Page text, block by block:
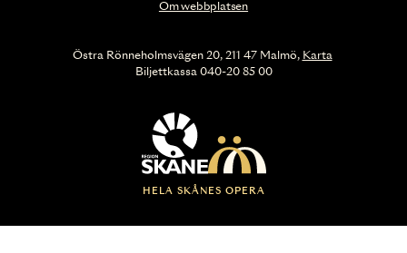
Om webbplatsen
HELA SKÅNES OPERA
Östra Rönneholmsvägen 20, 211 47 Malmö, Karta
Biljettkassa 040-20 85 00